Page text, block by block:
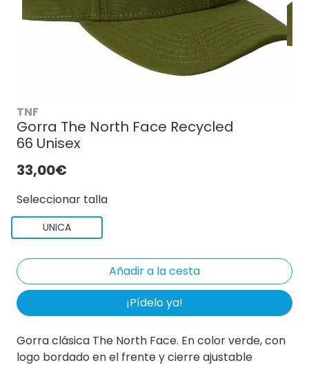
TNF
Gorra The North Face Recycled
66 Unisex
33,00€
Seleccionar talla
UNICA
¡Pídelo ya!
Gorra clásica The North Face. En color verde, con
logo bordado en el frente y cierre ajustable